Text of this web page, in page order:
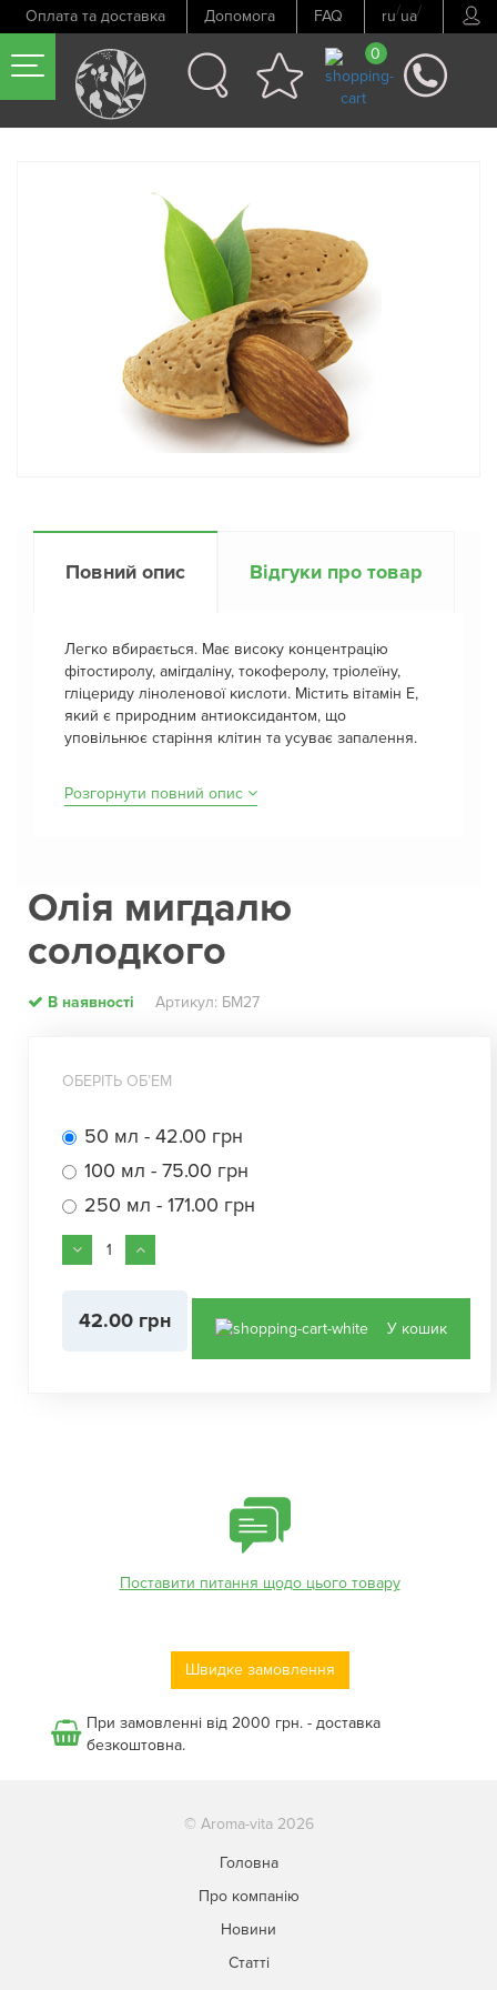
Оплата та доставка Допомога FAQ ru/ua/
0
Попередній товар Наступний товар
Повний опис Відгуки про товар
Легко вбирається. Має високу концентрацію
фітостиролу, амігдаліну, токоферолу, тріолеїну,
гліцериду ліноленової кислоти. Містить вітамін Е,
який є природним антиоксидантом, що
уповільнює старіння клітин та усуває запалення.
Розгорнути повний опис
Олія мигдалю
солодкого
В наявності Артикул: БМ27
ОБЕРІТЬ ОБʼЕМ
50 мл - 42.00 грн
100 мл - 75.00 грн
250 мл - 171.00 грн
42.00 грн У кошик
Поставити питання щодо цього товару
Швидке замовлення
При замовленні від 2000 грн. - доставка
безкоштовна.
© Aroma-vita 2026
Головна
Про компанію
Новини
Статті